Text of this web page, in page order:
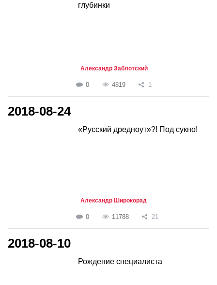
глубинки
Александр Заблотский
0 4819 1
2018-08-24
«Русский дредноут»?! Под сукно!
Александр Широкорад
0 11788 21
2018-08-10
Рождение специалиста